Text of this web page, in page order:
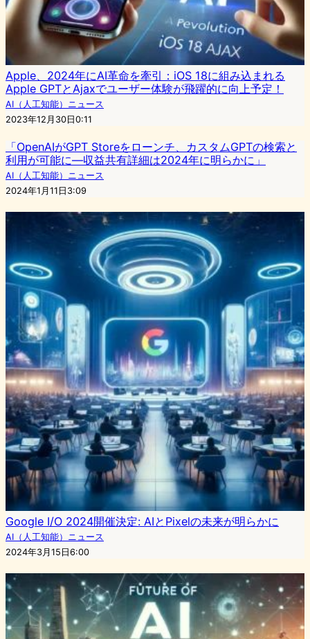
Apple、2024年にAI革命を牽引：iOS 18に組み込まれる
Apple GPTとAjaxでユーザー体験が飛躍的に向上予定！
AI（人工知能）ニュース
2023年12月30日0:11
「OpenAIがGPT Storeをローンチ、カスタムGPTの検索と
利用が可能に—収益共有詳細は2024年に明らかに」
AI（人工知能）ニュース
2024年1月11日3:09
Google I/O 2024開催決定: AIとPixelの未来が明らかに
AI（人工知能）ニュース
2024年3月15日6:00